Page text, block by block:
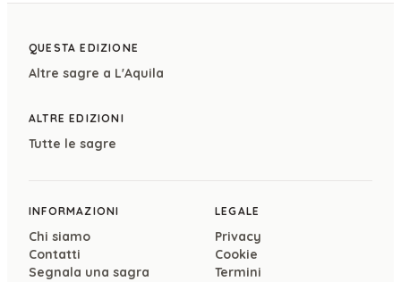
QUESTA EDIZIONE
Altre sagre a L'Aquila
ALTRE EDIZIONI
Tutte le sagre
INFORMAZIONI
Chi siamo
Contatti
Segnala una sagra
LEGALE
Privacy
Cookie
Termini